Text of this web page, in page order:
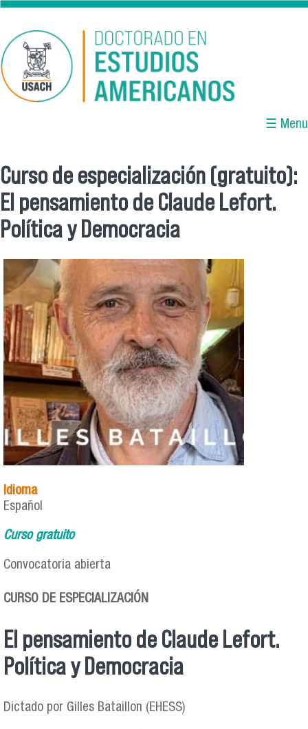
Pasar al contenido principal
☰ Menu
Se encuentra usted aquí
Curso de especialización (gratuito):
El pensamiento de Claude Lefort.
Política y Democracia
Idioma
Español
Curso gratuito
Convocatoria abierta
CURSO DE ESPECIALIZACIÓN
El pensamiento de Claude Lefort.
Política y Democracia
Dictado por Gilles Bataillon (EHESS)